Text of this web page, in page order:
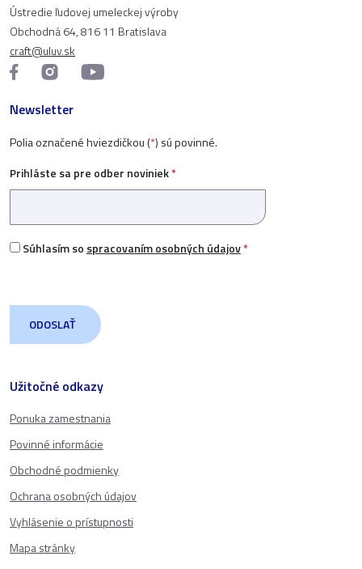
Užitočné odkazy
Ponuka zamestnania
Povinné informácie
Obchodné podmienky
Ochrana osobných údajov
Vyhlásenie o prístupnosti
Mapa stránky
Ústredie ľudovej umeleckej výroby
Obchodná 64, 816 11 Bratislava
craft@uluv.sk
Newsletter
Polia označené hviezdičkou (*) sú povinné.
Prihláste sa pre odber noviniek*
Súhlasím so spracovaním osobných údajov*